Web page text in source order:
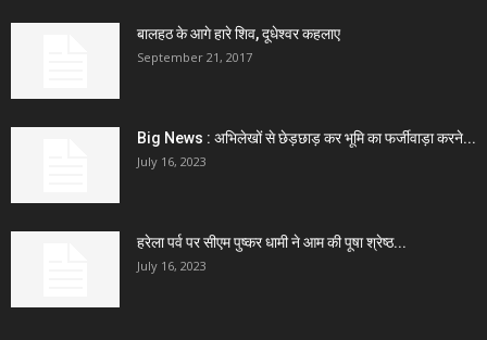
बालहठ के आगे हारे शिव, दूधेश्वर कहलाए
September 21, 2017
Big News : अभिलेखों से छेड़छाड़ कर भूमि का फर्जीवाड़ा करने...
July 16, 2023
हरेला पर्व पर सीएम पुष्कर धामी ने आम की पूषा श्रेष्ठ...
July 16, 2023